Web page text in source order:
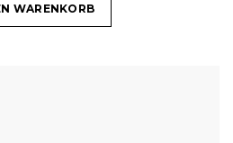
WARENKORB